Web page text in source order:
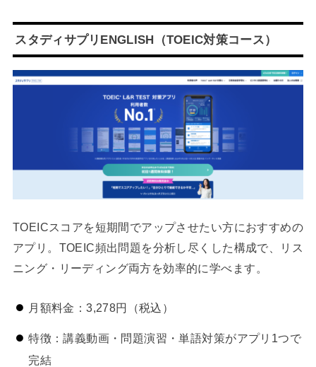
スタディサプリENGLISH（TOEIC対策コース）
TOEICスコアを短期間でアップさせたい方におすすめの
アプリ。TOEIC頻出問題を分析し尽くした構成で、リス
ニング・リーディング両方を効率的に学べます。
月額料金：3,278円（税込）
特徴：講義動画・問題演習・単語対策がアプリ1つで
完結